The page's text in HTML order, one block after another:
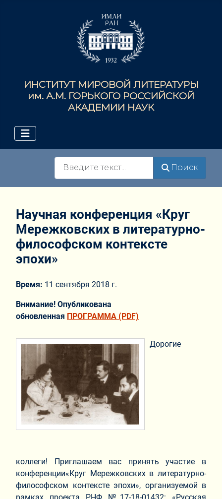
ИНСТИТУТ МИРОВОЙ ЛИТЕРАТУРЫ
им. А.М. ГОРЬКОГО РОССИЙСКОЙ
АКАДЕМИИ НАУК
Поиск
Научная конференция «Круг
Мережковских в литературно-
философском контексте
эпохи»
Время: 11 сентября 2018 г.
Внимание! Опубликована
обновленная ПРОГРАММА (PDF)
Дорогие
коллеги! Приглашаем вас принять участие в
конференции«Круг Мережковских в литературно-
философском контексте эпохи», организуемой в